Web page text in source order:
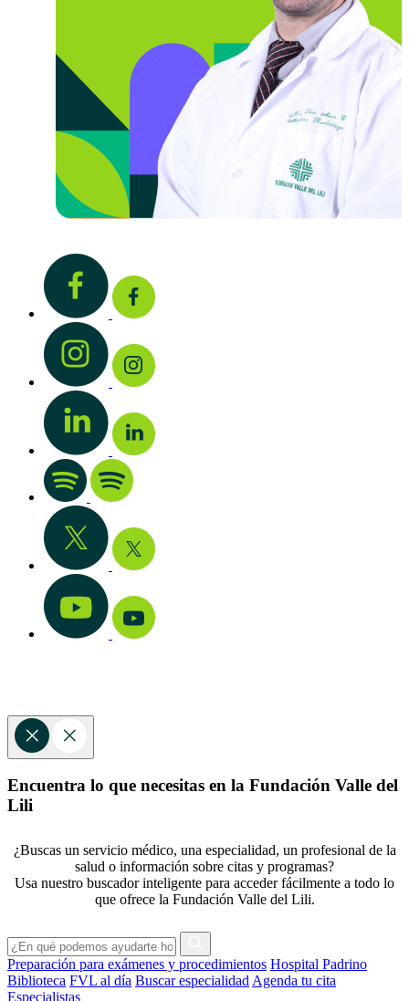
Encuentra lo que necesitas en la Fundación Valle del
Lili
¿Buscas un servicio médico, una especialidad, un profesional de la
salud o información sobre citas y programas?
Usa nuestro buscador inteligente para acceder fácilmente a todo lo
que ofrece la Fundación Valle del Lili.
Preparación para exámenes y procedimientos Hospital Padrino
Biblioteca FVL al día Buscar especialidad Agenda tu cita
Especialistas